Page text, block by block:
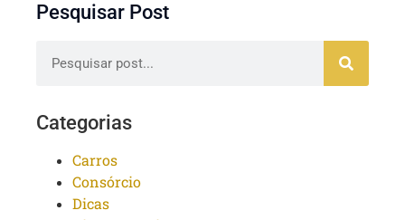
Pesquisar Post
Categorias
Carros
Consórcio
Dicas